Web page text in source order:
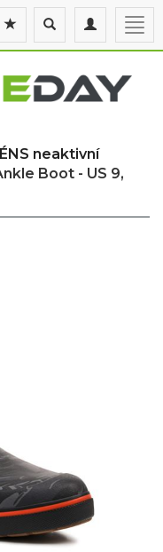
Toggle
navigation
Toggle
search
neaktivní
Boot - US 9,